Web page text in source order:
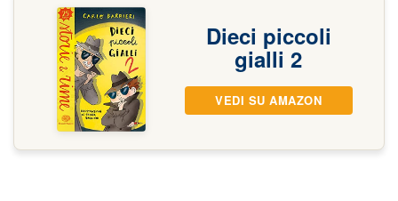
Dieci piccoli
gialli 2
VEDI SU AMAZON